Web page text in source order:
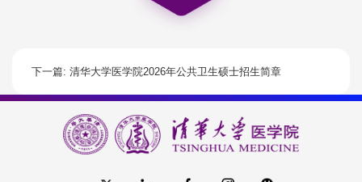
下一篇: 清华大学医学院2026年公共卫生硕士招生简章